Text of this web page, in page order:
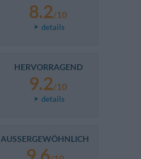
8.2/10
details
HERVORRAGEND
9.2/10
details
AUSSERGEWÖHNLICH